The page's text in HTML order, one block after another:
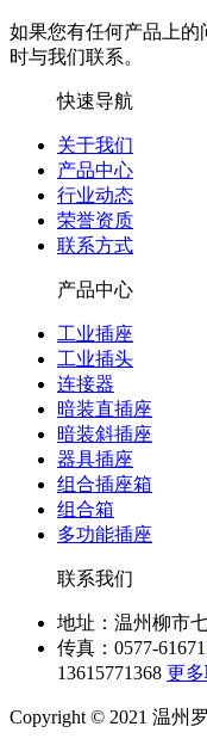
如果您有任何产品上
时与我们联系。
快速导航
关于我们
产品中心
行业动态
荣誉资质
联系方式
产品中心
工业插座
工业插头
连接器
暗装直插座
暗装斜插座
器具插座
组合插座箱
组合箱
多功能插座
联系我们
地址：温州柳市
传真：0577-
13615771368 更
Copyright © 2021 温州